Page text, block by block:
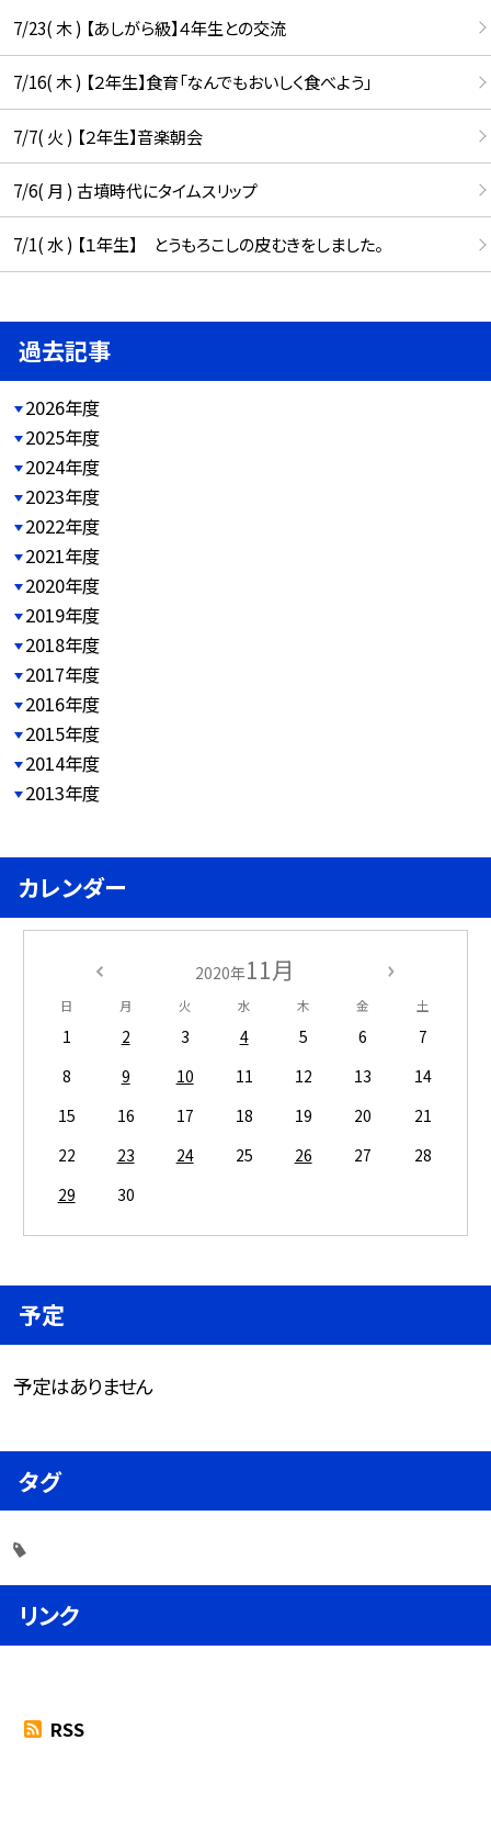
7/23( 木 ) 【あしがら級】４年生との交流
7/16( 木 ) 【２年生】食育「なんでもおいしく食べよう」
7/7( 火 ) 【２年生】音楽朝会
7/6( 月 ) 古墳時代にタイムスリップ
7/1( 水 ) 【１年生】 とうもろこしの皮むきをしました。
過去記事
2026年度
2025年度
2024年度
2023年度
2022年度
2021年度
2020年度
2019年度
2018年度
2017年度
2016年度
2015年度
2014年度
2013年度
カレンダー
2020年11月
日 月 火 水 木 金 土
1 2 3 4 5 6
7
8
9 10 11 12 13
14
15
16 17 18 19 20
21
22
23 24 25 26 27
28
29
30
予定
予定はありません
タグ
リンク
RSS